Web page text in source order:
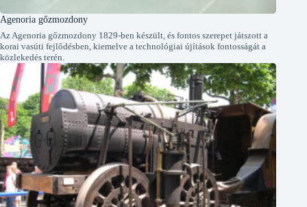
Agenoria gőzmozdony
Az Agenoria gőzmozdony 1829-ben készült, és fontos szerepet játszott a
korai vasúti fejlődésben, kiemelve a technológiai újítások fontosságát a
közlekedés terén.